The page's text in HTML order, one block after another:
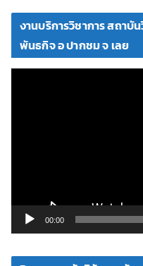
โ
งานบริการวิชาการ สถา
พันธกิจ อ ปากชม จ เลย
ดี
โ
00:00